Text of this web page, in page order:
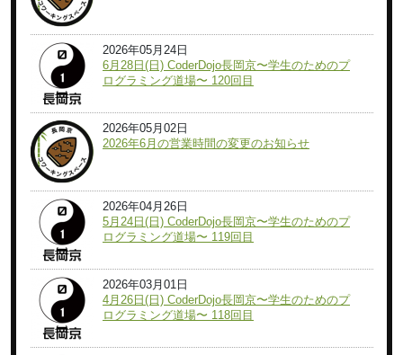
2026年05月24日
6月28日(日) CoderDojo長岡京〜学生のためのプ
ログラミング道場〜 120回目
2026年05月02日
2026年6月の営業時間の変更のお知らせ
2026年04月26日
5月24日(日) CoderDojo長岡京〜学生のためのプ
ログラミング道場〜 119回目
2026年03月01日
4月26日(日) CoderDojo長岡京〜学生のためのプ
ログラミング道場〜 118回目